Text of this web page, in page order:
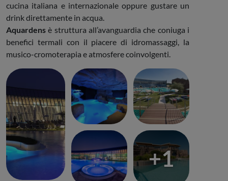
cucina italiana e internazionale oppure gustare un
drink direttamente in acqua.
Aquardens è struttura all’avanguardia che coniuga i
benefici termali con il piacere di idromassaggi, la
musico-cromoterapia e atmosfere coinvolgenti.
+1